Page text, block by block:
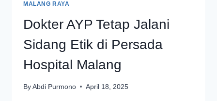
MALANG RAYA
Dokter AYP Tetap Jalani
Sidang Etik di Persada
Hospital Malang
By Abdi Purmono April 18, 2025